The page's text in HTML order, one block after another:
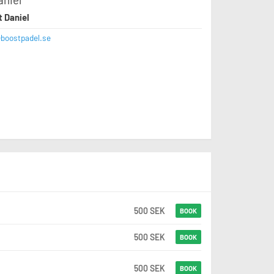
Daniel
500 SEK BOOK
500 SEK BOOK
500 SEK BOOK